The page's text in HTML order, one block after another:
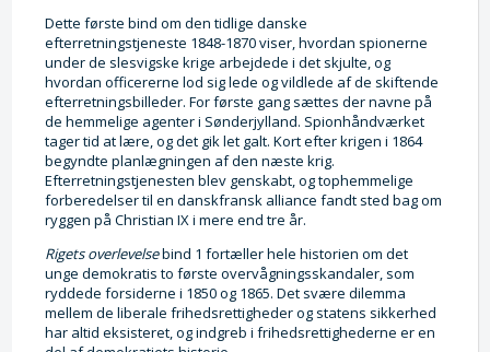
Dette første bind om den tidlige danske
efterretningstjeneste 1848-1870 viser, hvordan spionerne
under de slesvigske krige arbejdede i det skjulte, og
hvordan officererne lod sig lede og vildlede af de skiftende
efterretningsbilleder. For første gang sættes der navne på
de hemmelige agenter i Sønderjylland. Spionhåndværket
tager tid at lære, og det gik let galt. Kort efter krigen i 1864
begyndte planlægningen af den næste krig.
Efterretningstjenesten blev genskabt, og tophemmelige
forberedelser til en danskfransk alliance fandt sted bag om
ryggen på Christian IX i mere end tre år.
Rigets overlevelsebind 1 fortæller hele historien om det
unge demokratis to første overvågningsskandaler, som
ryddede forsiderne i 1850 og 1865. Det svære dilemma
mellem de liberale frihedsrettigheder og statens sikkerhed
har altid eksisteret, og indgreb i frihedsrettighederne er en